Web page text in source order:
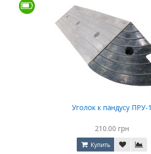
Уголок к пандусу ПРУ-1
210.00 грн
Купить